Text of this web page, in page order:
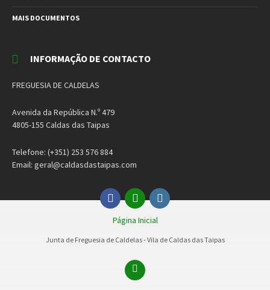
MAIS DOCUMENTOS
INFORMAÇÃO DE CONTACTO
FREGUESIA DE CALDELAS
Avenida da República N.º 479
4805-155 Caldas das Taipas
Telefone: (+351) 253 576 884
Email: geral@caldasdastaipas.com
Facebook
EmailInstagram
Página Inicial
Junta de Freguesia de Caldelas - Vila de Caldas das Taipas